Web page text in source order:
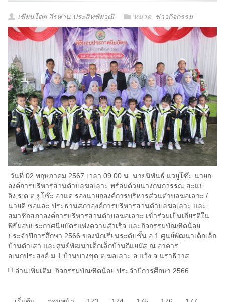
เขียนโดย อีรฟาน ประสิทชัยวุฒิ หมวด: ข่าวกิจกรรม
วันที่ 02 พฤษภาคม 2567 เวลา 09.00 น. นายนิพันธ์ แวยูโซ๊ะ นายก
องค์การบริหารส่วนตำบลฆอเลาะ พร้อมด้วยนางกนกวรรณ สะแป
อิง,ร.ต.ต.ยูโซ๊ะ อาแด รองนายกองค์การบริหารส่วนตำบลฆอเลาะ /
นายดิ ซอและ ประธานสภาองค์การบริหารส่วนตำบลฆอเลาะ และ
สมาชิกสภาองค์การบริหารส่วนตำบลฆอเลาะ เข้าร่วมเป็นเกียรติใน
พิธีมอบประกาศนียบัตรแห่งความสำเร็จ และกิจกรรมบัณฑิตน้อย
ประจำปีการศึกษา 2566 ของนักเรียนระดับชั้น อ.1 ศูนย์พัฒนาเด็กเล็ก
บ้านตำเสา และศูนย์พัฒนาเด็กเล็กบ้านกีแยมัส ณ อาคาร
อเนกประสงค์ ม.1 บ้านบางขุด ต.ฆอเลาะ อ.แว้ง จ.นราธิวาส
อ่านเพิ่มเติม: กิจกรรมบัณฑิตน้อย ประจำปีการศึกษา 2566